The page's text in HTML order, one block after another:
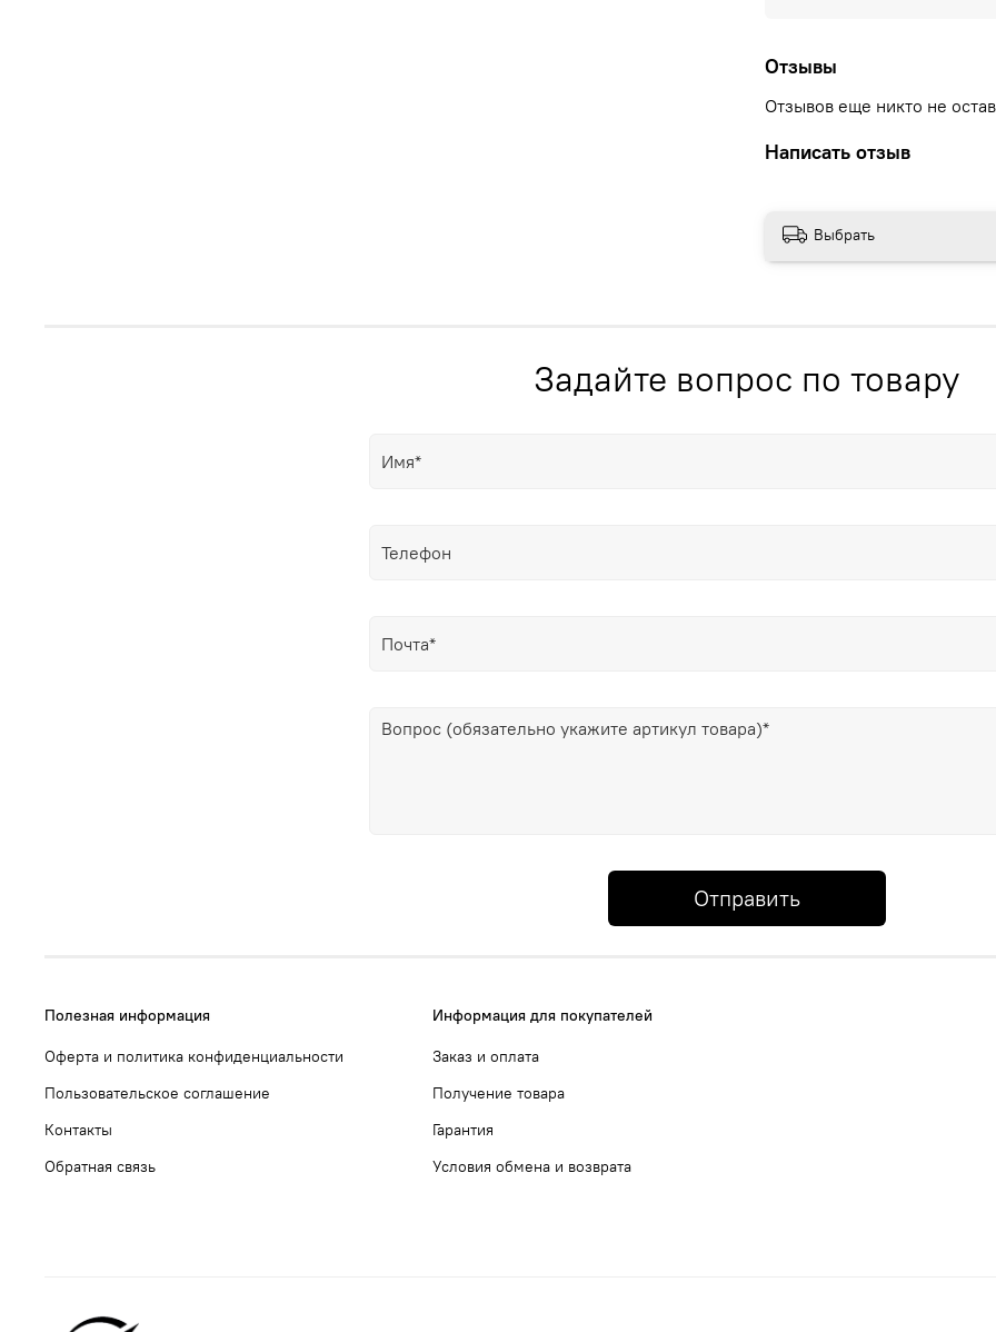
Отзывы
Отзывов еще никто не
Написать отзыв
Выбрать
Задайте вопрос по товару
Отправить
Полезная информация
Оферта и политика конфиденциальности
Пользовательское соглашение
Контакты
Обратная связь
Информация для покупателей
Заказ и оплата
Получение товара
Гарантия
Условия обмена и возврата